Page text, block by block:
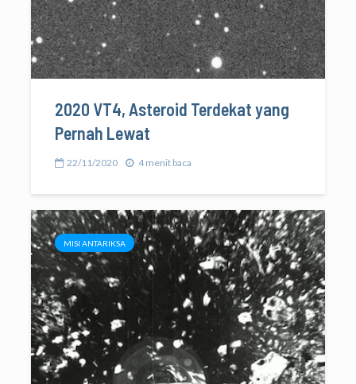
2020 VT4, Asteroid Terdekat yang
Pernah Lewat
22/11/2020 4 menit baca
MISI ANTARIKSA